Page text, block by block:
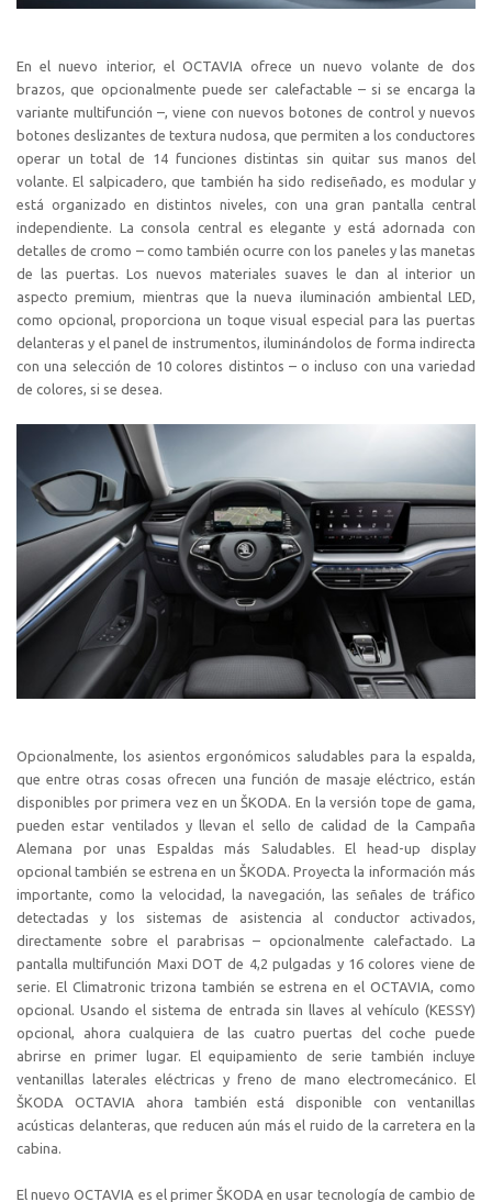
En el nuevo interior, el OCTAVIA ofrece un nuevo volante de dos
brazos, que opcionalmente puede ser calefactable – si se encarga la
variante multifunción –, viene con nuevos botones de control y nuevos
botones deslizantes de textura nudosa, que permiten a los conductores
operar un total de 14 funciones distintas sin quitar sus manos del
volante. El salpicadero, que también ha sido rediseñado, es modular y
está organizado en distintos niveles, con una gran pantalla central
independiente. La consola central es elegante y está adornada con
detalles de cromo – como también ocurre con los paneles y las manetas
de las puertas. Los nuevos materiales suaves le dan al interior un
aspecto premium, mientras que la nueva iluminación ambiental LED,
como opcional, proporciona un toque visual especial para las puertas
delanteras y el panel de instrumentos, iluminándolos de forma indirecta
con una selección de 10 colores distintos – o incluso con una variedad
de colores, si se desea.
Opcionalmente, los asientos ergonómicos saludables para la espalda,
que entre otras cosas ofrecen una función de masaje eléctrico, están
disponibles por primera vez en un ŠKODA. En la versión tope de gama,
pueden estar ventilados y llevan el sello de calidad de la Campaña
Alemana por unas Espaldas más Saludables. El head-up display
opcional también se estrena en un ŠKODA. Proyecta la información más
importante, como la velocidad, la navegación, las señales de tráfico
detectadas y los sistemas de asistencia al conductor activados,
directamente sobre el parabrisas – opcionalmente calefactado. La
pantalla multifunción Maxi DOT de 4,2 pulgadas y 16 colores viene de
serie. El Climatronic trizona también se estrena en el OCTAVIA, como
opcional. Usando el sistema de entrada sin llaves al vehículo (KESSY)
opcional, ahora cualquiera de las cuatro puertas del coche puede
abrirse en primer lugar. El equipamiento de serie también incluye
ventanillas laterales eléctricas y freno de mano electromecánico. El
ŠKODA OCTAVIA ahora también está disponible con ventanillas
acústicas delanteras, que reducen aún más el ruido de la carretera en la
cabina.
El nuevo OCTAVIA es el primer ŠKODA en usar tecnología de cambio de